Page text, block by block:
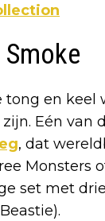
tong en keel
Eén van
, dat
Monsters
set met